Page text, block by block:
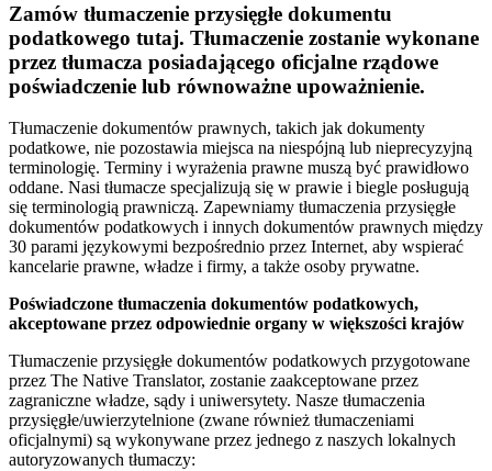
Zamów tłumaczenie przysięgłe dokumentu
podatkowego tutaj. Tłumaczenie zostanie wykonane
przez tłumacza posiadającego oficjalne rządowe
poświadczenie lub równoważne upoważnienie.
Tłumaczenie dokumentów prawnych, takich jak dokumenty
podatkowe, nie pozostawia miejsca na niespójną lub nieprecyzyjną
terminologię. Terminy i wyrażenia prawne muszą być prawidłowo
oddane. Nasi tłumacze specjalizują się w prawie i biegle posługują
się terminologią prawniczą. Zapewniamy tłumaczenia przysięgłe
dokumentów podatkowych i innych dokumentów prawnych między
30 parami językowymi bezpośrednio przez Internet, aby wspierać
kancelarie prawne, władze i firmy, a także osoby prywatne.
Poświadczone tłumaczenia dokumentów podatkowych,
akceptowane przez odpowiednie organy w większości krajów
Tłumaczenie przysięgłe dokumentów podatkowych przygotowane
przez The Native Translator, zostanie zaakceptowane przez
zagraniczne władze, sądy i uniwersytety. Nasze tłumaczenia
przysięgłe/uwierzytelnione (zwane również tłumaczeniami
oficjalnymi) są wykonywane przez jednego z naszych lokalnych
autoryzowanych tłumaczy: